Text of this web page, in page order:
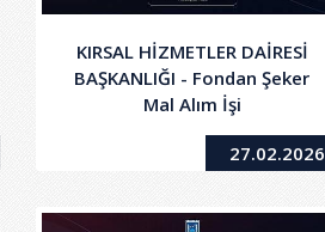
KIRSAL HİZMETLER DAİRESİ
BAŞKANLIĞI - Fondan Şeker
Mal Alım İşi
27.02.2026